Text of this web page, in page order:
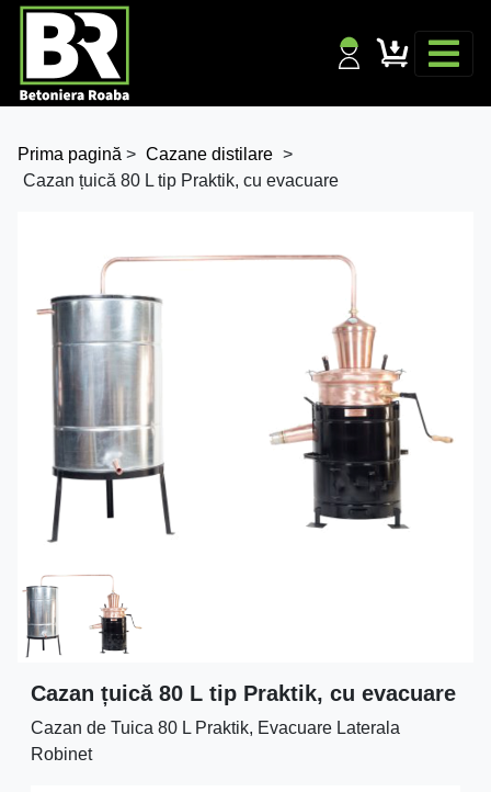
Prima pagină > Cazane distilare >
Cazan țuică 80 L tip Praktik, cu evacuare
Cazan țuică 80 L tip Praktik, cu evacuare
Cazan de Tuica 80 L Praktik, Evacuare Laterala
Robinet